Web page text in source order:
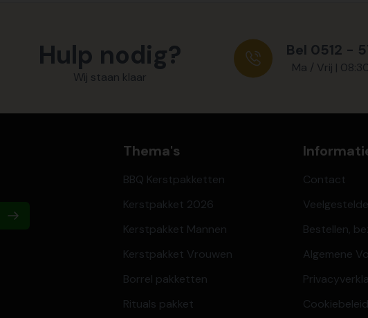
Hulp nodig?
Wij staan klaar
Bel 0512 -
Ma / Vrij |
Thema's
BBQ Kerstpakketten
Kerstpakket 2026
Kerstpakket Mannen
Kerstpakket Vrouwen
Borrel pakketten
Rituals pakket
Contact
Bestellen,
Algemene